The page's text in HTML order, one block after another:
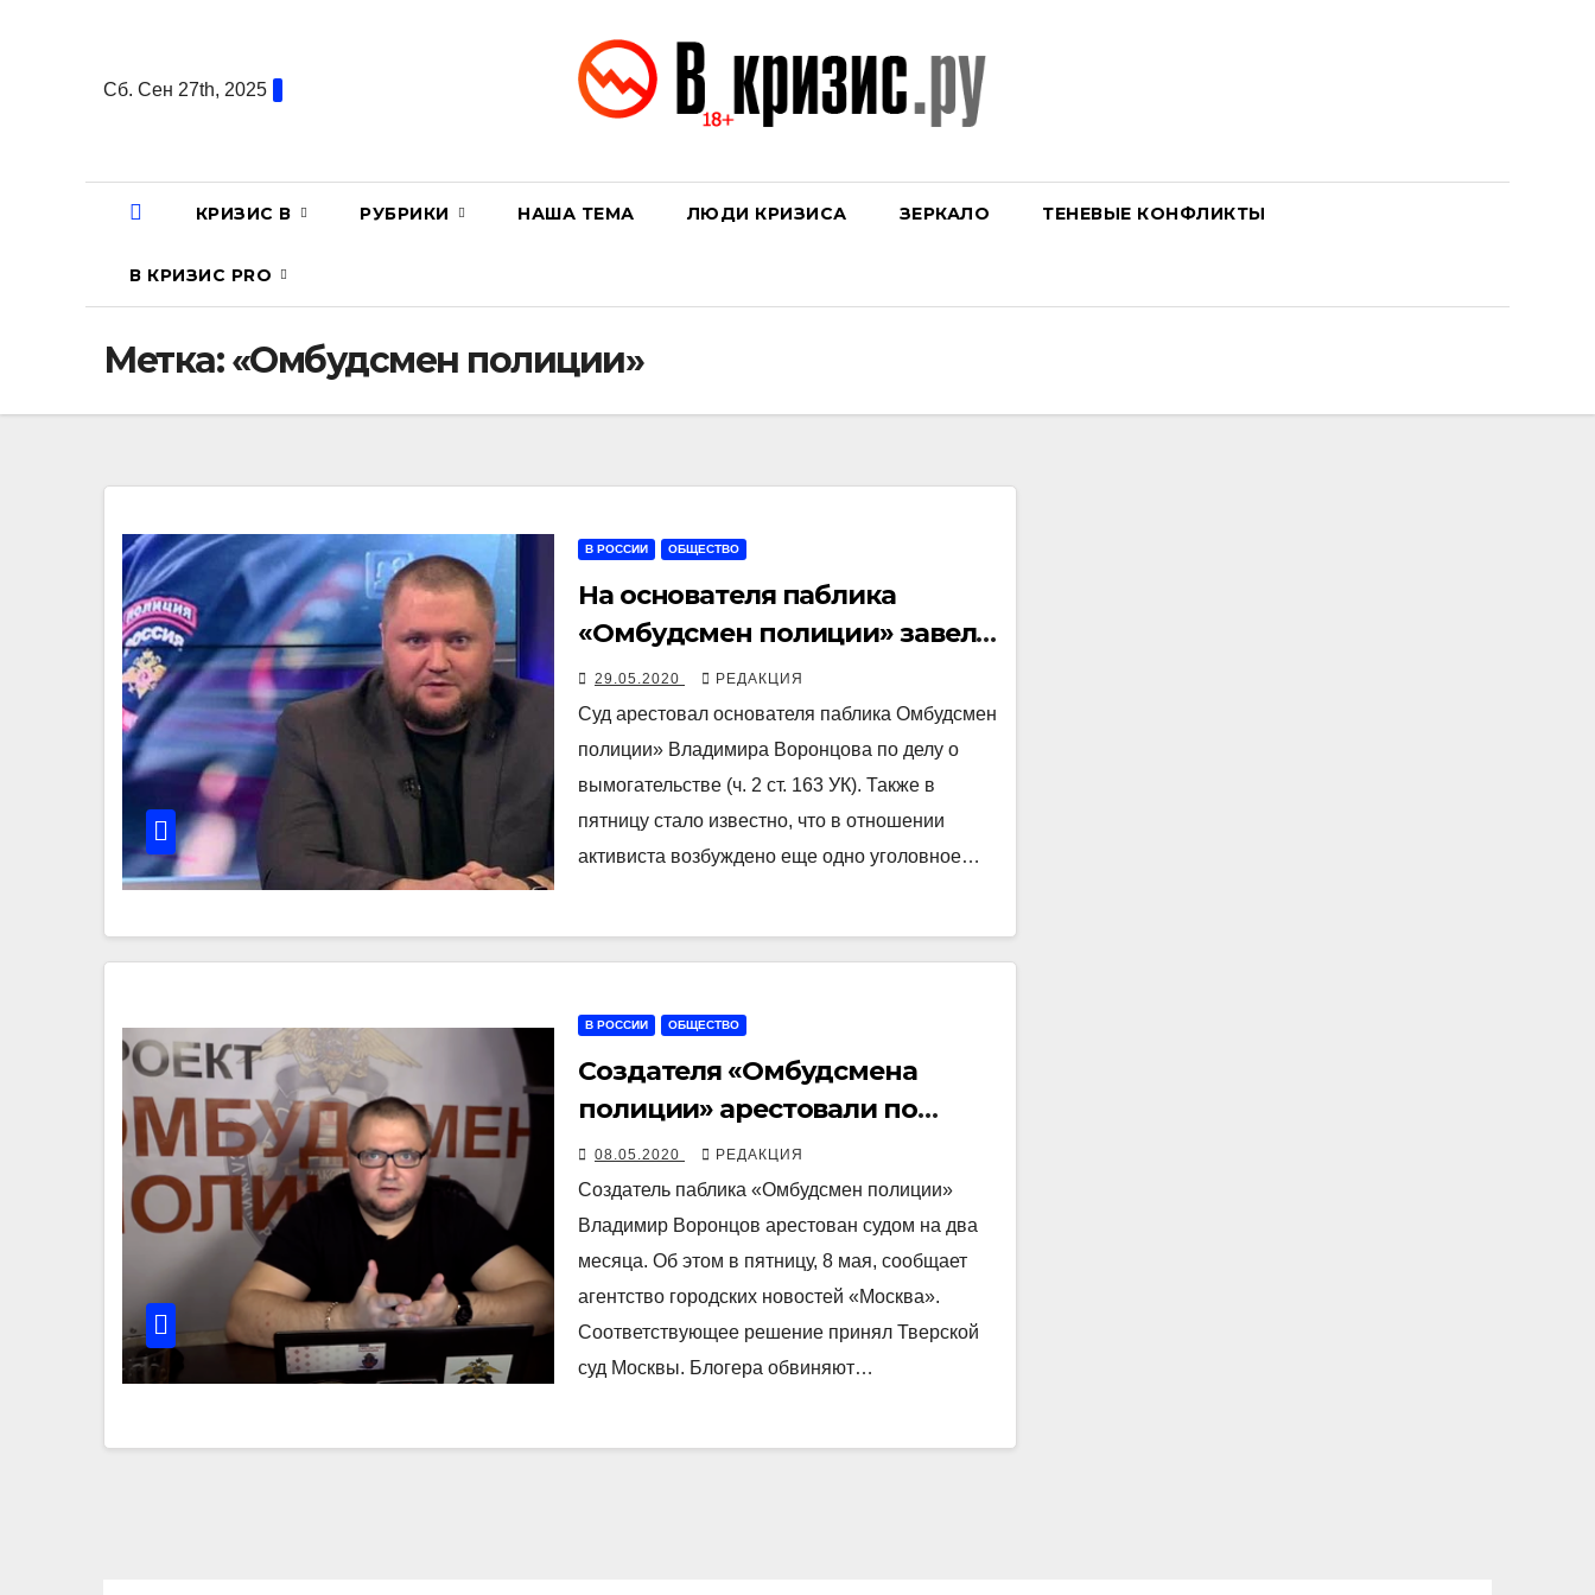
содержаниюСб. Сен 27th, 2025
КРИЗИС В РУБРИКИ НАША ТЕМА ЛЮДИ КРИЗИСА ЗЕРКАЛО ТЕНЕВЫЕ КОНФЛИКТЫ
В КРИЗИС PRO
Метка:«Омбудсмен полиции»
В РОССИИ ОБЩЕСТВО
На основателя паблика
«Омбудсмен полиции» завели
два уголовных дела
29.05.2020 РЕДАКЦИЯ
Суд арестовал основателя паблика Омбудсмен
полиции» Владимира Воронцова по делу о
вымогательстве (ч. 2 ст. 163 УК). Также в
пятницу стало известно, что в отношении
активиста возбуждено еще одно уголовное…
В РОССИИ ОБЩЕСТВО
Создателя «Омбудсмена
полиции» арестовали по
подозрению в
вымогательстве
08.05.2020 РЕДАКЦИЯ
Создатель паблика «Омбудсмен полиции»
Владимир Воронцов арестован судом на два
месяца. Об этом в пятницу, 8 мая, сообщает
агентство городских новостей «Москва».
Соответствующее решение принял Тверской
суд Москвы. Блогера обвиняют…